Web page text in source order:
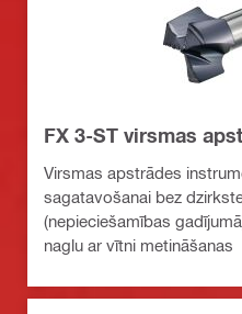
FX 3-ST virsmas
Virsmas apstrādes
sagatavošanai bez
(nepieciešamības
naglu ar vītni metināšanas